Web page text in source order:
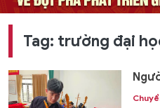
Tag: trường đại